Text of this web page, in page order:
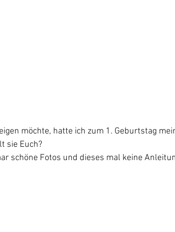
möchte, hatte ich zum 1. Geburtstag
sie Euch?
schöne Fotos und dieses mal keine